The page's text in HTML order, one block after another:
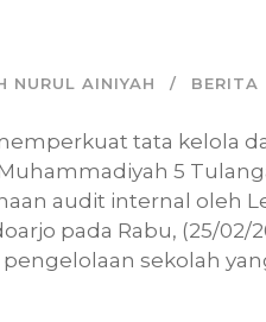
NURUL AINIYAH BERITA
tata kelola
5
audit internal oleh
pada Rabu, (25/02/
sekolah